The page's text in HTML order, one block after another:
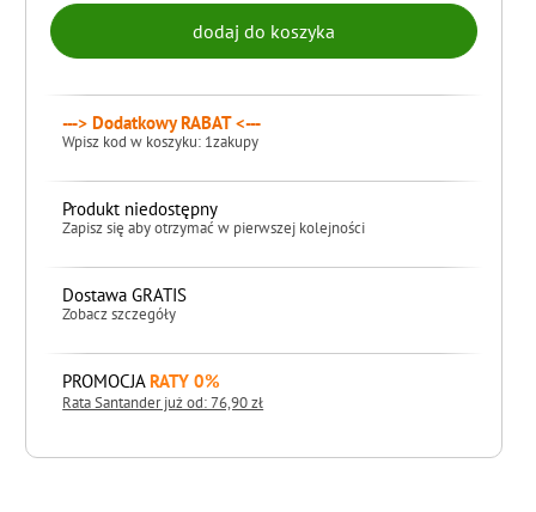
---> Dodatkowy RABAT <---
Wpisz kod w koszyku: 1zakupy
Produkt niedostępny
Zapisz się aby otrzymać w pierwszej kolejności
Dostawa GRATIS
Zobacz szczegóły
PROMOCJA RATY 0%
Rata Santander już od: 76,90 zł